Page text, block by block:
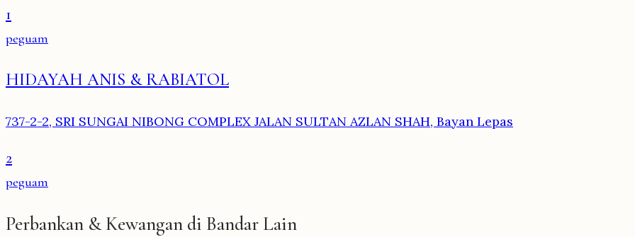
1
peguam
HIDAYAH ANIS & RABIATOL
737-2-2, SRI SUNGAI NIBONG COMPLEX JALAN SULTAN AZLAN SHAH, Bayan Lepas
2
peguam
Perbankan & Kewangan di Bandar Lain